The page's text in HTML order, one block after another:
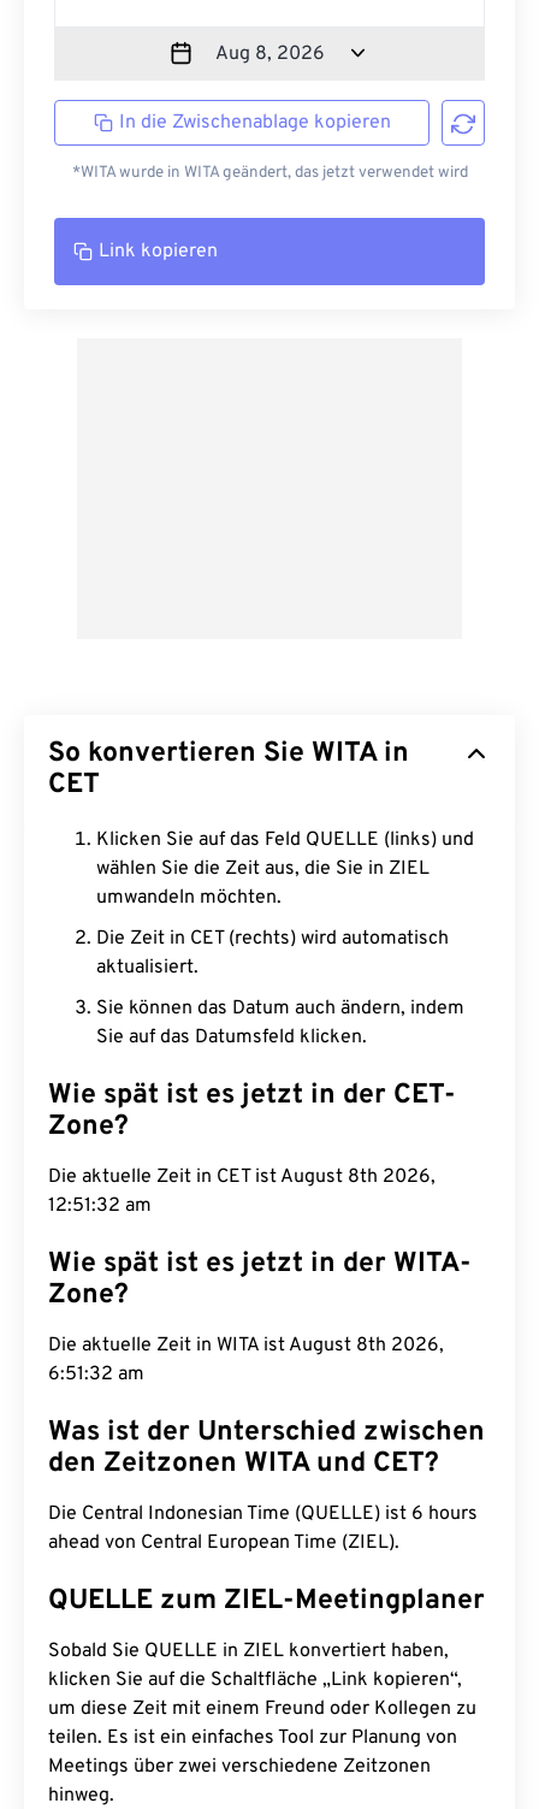
In die Zwischenablage kopieren
*WITA wurde in WITA geändert, das jetzt verwendet wird
Link kopieren
So konvertieren Sie WITA in
CET
Klicken Sie auf das Feld QUELLE (links) und
wählen Sie die Zeit aus, die Sie in ZIEL
umwandeln möchten.
Die Zeit in CET (rechts) wird automatisch
aktualisiert.
Sie können das Datum auch ändern, indem
Sie auf das Datumsfeld klicken.
Wie spät ist es jetzt in der CET-
Zone?
Die aktuelle Zeit in CET ist August 8th 2026,
12:51:33 am
Wie spät ist es jetzt in der WITA-
Zone?
Die aktuelle Zeit in WITA ist August 8th 2026,
6:51:33 am
Was ist der Unterschied zwischen
den Zeitzonen WITA und CET?
Die Central Indonesian Time (QUELLE) ist 6 hours
ahead von Central European Time (ZIEL).
QUELLE zum ZIEL-Meetingplaner
Sobald Sie QUELLE in ZIEL konvertiert haben,
klicken Sie auf die Schaltfläche „Link kopieren“,
um diese Zeit mit einem Freund oder Kollegen zu
teilen. Es ist ein einfaches Tool zur Planung von
Meetings über zwei verschiedene Zeitzonen
hinweg.